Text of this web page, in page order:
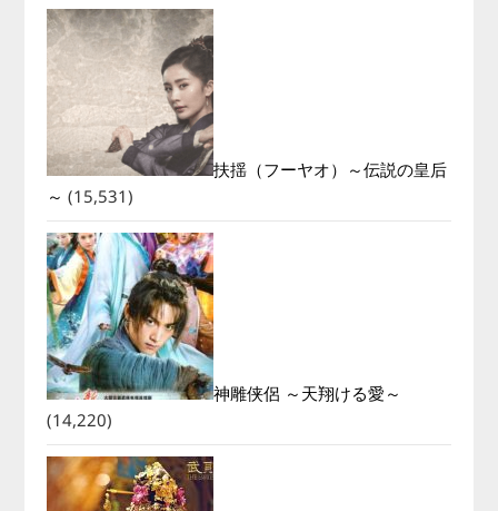
扶揺（フーヤオ）～伝説の皇后
～ (15,531)
神雕侠侶 ～天翔ける愛～
(14,220)